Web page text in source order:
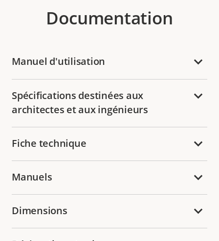
Documentation
Manuel d'utilisation
Spécifications destinées aux
architectes et aux ingénieurs
Fiche technique
Manuels
Dimensions